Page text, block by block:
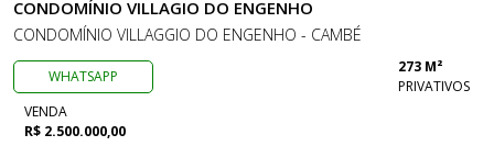
CONDOMÍNIO VILLAGIO DO ENGENHO
CONDOMÍNIO VILLAGGIO DO ENGENHO - CAMBÉ
WHATSAPP
273 M²
PRIVATIVOS
VENDA
R$ 2.500.000,00